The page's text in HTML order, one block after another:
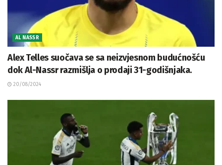
AL NASSR
Alex Telles suočava se sa neizvjesnom budućnošću
dok Al-Nassr razmišlja o prodaji 31-godišnjaka.
20/08/2024